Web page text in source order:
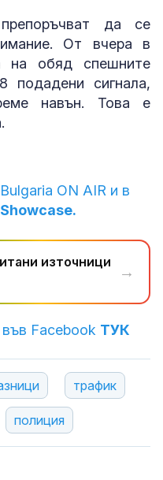
да се
От вчера в
на обяд спешните
подадени сигнала,
навън. Това е
ON AIR и в
източници
→
Facebook ТУК
трафик
полиция